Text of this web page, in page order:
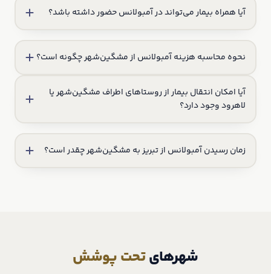
آیا همراه بیمار می‌تواند در آمبولانس حضور داشته باشد؟
نحوه محاسبه هزینه آمبولانس از مشگین‌شهر چگونه است؟
آیا امکان انتقال بیمار از روستاهای اطراف مشگین‌شهر یا
لاهرود وجود دارد؟
زمان رسیدن آمبولانس از تبریز به مشگین‌شهر چقدر است؟
شهرهایتحت پوشش